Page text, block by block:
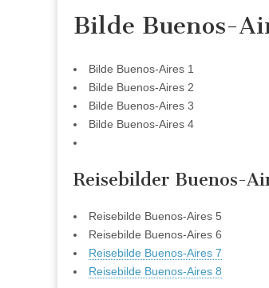
Bilde Buenos-
Bilde Buenos-Aires 1
Bilde Buenos-Aires 2
Bilde Buenos-Aires 3
Bilde Buenos-Aires 4
Reisebilder Buenos-
Reisebilde Buenos-Aires 5
Reisebilde Buenos-Aires 6
Reisebilde Buenos-Aires 7
Reisebilde Buenos-Aires 8